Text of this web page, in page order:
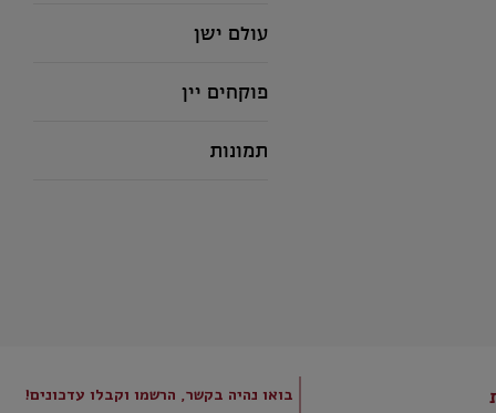
עולם ישן
פוקחים יין
תמונות
בואו נהיה בקשר, הרשמו וקבלו עדכונים!